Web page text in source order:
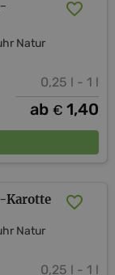
Natur
0,25 l - 1 l
ab € 1,40
Karotte
Natur
0,25 l - 1 l